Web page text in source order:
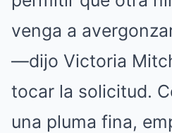
venga a
—dijo Victoria
tocar la solicitud.
una pluma fina,